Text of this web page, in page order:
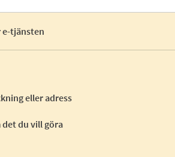
e-tjänsten
eller adress
du vill göra